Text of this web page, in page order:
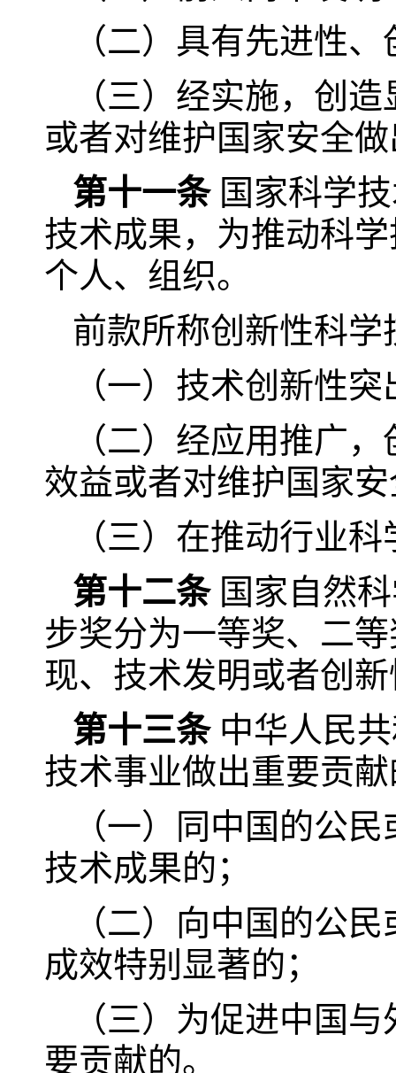
（二）具有先进性
（三）经实施，创
或者对维护国家安全
第十一条国家科学技
技术成果，为推动科
个人、组织。
前款所称创新性科
（一）技术创新性
（二）经应用推广
效益或者对维护国家
（三）在推动行业
第十二条国家自然科
步奖分为一等奖、二
现、技术发明或者创
第十三条中华人民共
技术事业做出重要贡
（一）同中国的公
技术成果的；
（二）向中国的公
成效特别显著的；
（三）为促进中国
要贡献的。